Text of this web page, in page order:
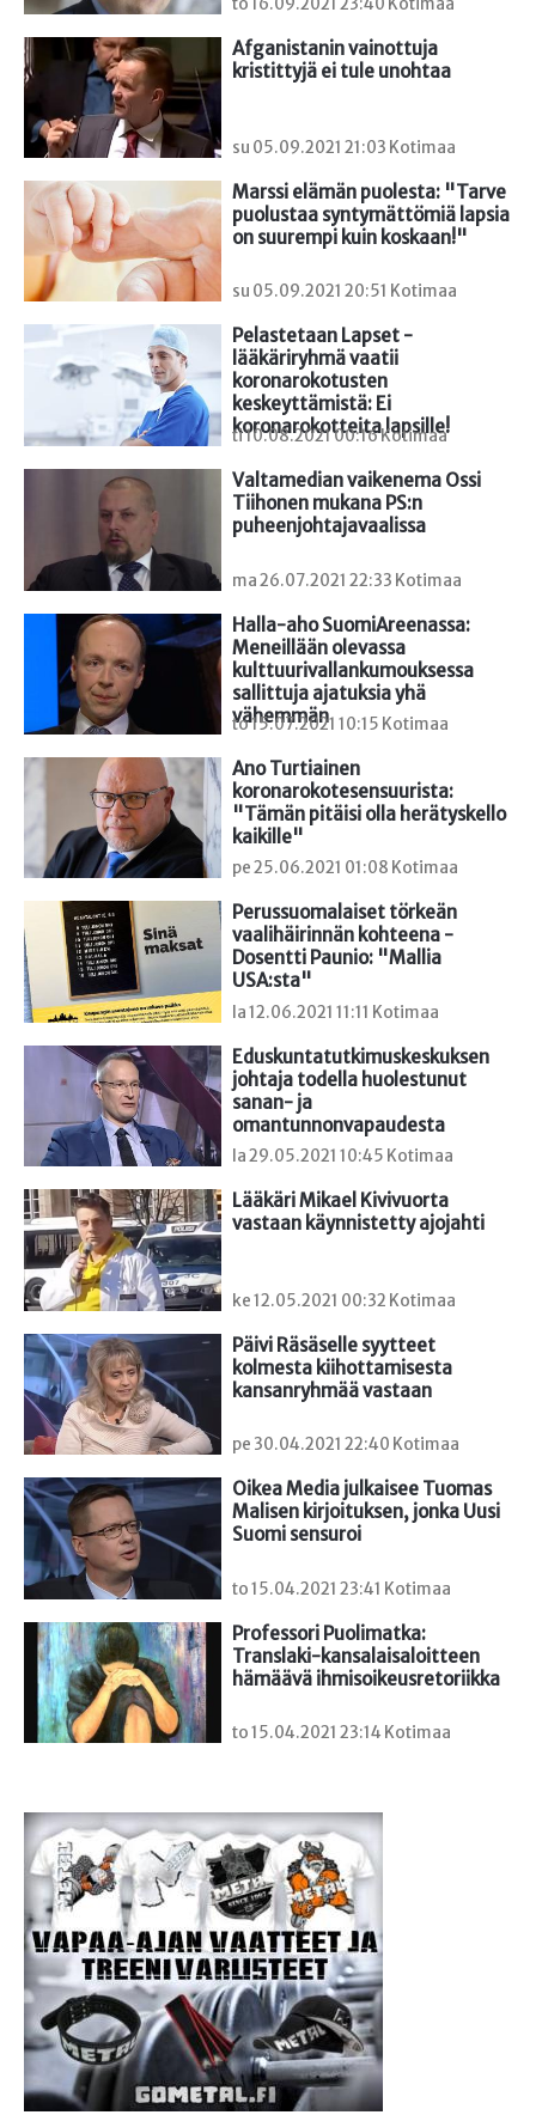
Afganistanin vainottuja
kristittyjä ei tule unohtaa
su 05.09.2021 21:03 Kotimaa
Marssi elämän puolesta: "Tarve
puolustaa syntymättömiä lapsia
on suurempi kuin koskaan!"
su 05.09.2021 20:51 Kotimaa
Pelastetaan Lapset -
lääkäriryhmä vaatii
koronarokotusten
keskeyttämistä: Ei
koronarokotteita lapsille!
ti 10.08.2021 00:16 Kotimaa
Valtamedian vaikenema Ossi
Tiihonen mukana PS:n
puheenjohtajavaalissa
ma 26.07.2021 22:33 Kotimaa
Halla-aho SuomiAreenassa:
Meneillään olevassa
kulttuurivallankumouksessa
sallittuja ajatuksia yhä
vähemmän
to 15.07.2021 10:15 Kotimaa
Ano Turtiainen
koronarokotesensuurista:
"Tämän pitäisi olla herätyskello
kaikille"
pe 25.06.2021 01:08 Kotimaa
Perussuomalaiset törkeän
vaalihäirinnän kohteena -
Dosentti Paunio: "Mallia
USA:sta"
la 12.06.2021 11:11 Kotimaa
Eduskuntatutkimuskeskuksen
johtaja todella huolestunut
sanan- ja
omantunnonvapaudesta
la 29.05.2021 10:45 Kotimaa
Lääkäri Mikael Kivivuorta
vastaan käynnistetty ajojahti
ke 12.05.2021 00:32 Kotimaa
Päivi Räsäselle syytteet
kolmesta kiihottamisesta
kansanryhmää vastaan
pe 30.04.2021 22:40 Kotimaa
Oikea Media julkaisee Tuomas
Malisen kirjoituksen, jonka Uusi
Suomi sensuroi
to 15.04.2021 23:41 Kotimaa
Professori Puolimatka:
Translaki-kansalaisaloitteen
hämäävä ihmisoikeusretoriikka
to 15.04.2021 23:14 Kotimaa